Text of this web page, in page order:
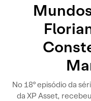
No 18º episódio da
da XP Asset,